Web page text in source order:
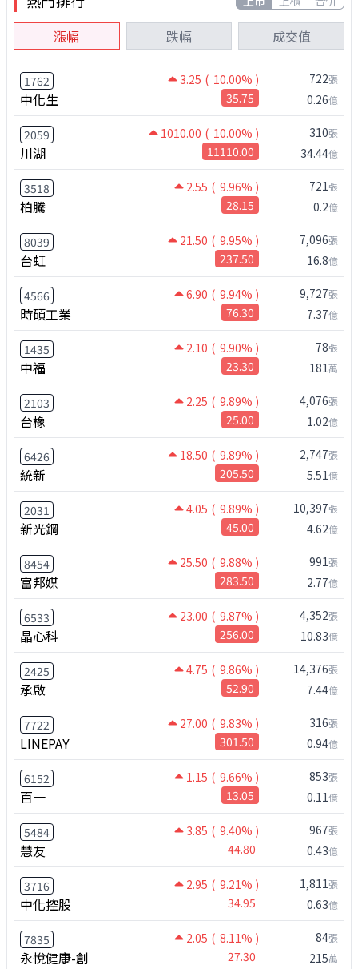
漲幅 跌幅 成交值
1762 3.25 ( 10.00% )
中化生 35.75
722張
0.26億
2059 1010.00 ( 10.00% )
川湖 11110.00
310張
34.44億
3518 2.55 ( 9.96% )
柏騰 28.15
721張
0.2億
8039 21.50 ( 9.95% )
台虹 237.50
7,096張
16.8億
4566 6.90 ( 9.94% )
時碩工業 76.30
9,727張
7.37億
1435 2.10 ( 9.90% )
中福 23.30
78張
181萬
2103 2.25 ( 9.89% )
台橡 25.00
4,076張
1.02億
6426 18.50 ( 9.89% )
統新 205.50
2,747張
5.51億
2031 4.05 ( 9.89% )
新光鋼 45.00
10,397張
4.62億
8454 25.50 ( 9.88% )
富邦媒 283.50
991張
2.77億
6533 23.00 ( 9.87% )
晶心科 256.00
4,352張
10.83億
2425 4.75 ( 9.86% )
承啟 52.90
14,376張
7.44億
7722 27.00 ( 9.83% )
LINEPAY 301.50
316張
0.94億
6152 1.15 ( 9.66% )
百一 13.05
853張
0.11億
5484 3.85 ( 9.40% )
慧友 44.80
967張
0.43億
3716 2.95 ( 9.21% )
中化控股 34.95
1,811張
0.63億
7835 2.05 ( 8.11% )
永悅健康-創 27.30
84張
215萬